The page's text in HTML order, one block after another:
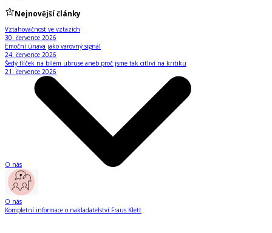
Nejnovější články
Vztahovačnost ve vztazích
30. července 2026
Emoční únava jako varovný signál
24. července 2026
Šedý flíček na bílém ubruse aneb proč jsme tak citliví na kritiku
21. července 2026
O nás
O nás
Kompletní informace o nakladatelství Fraus Klett